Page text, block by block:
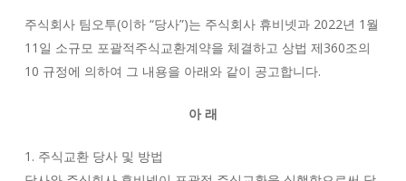
주식회사 팀오투(이하 “당사”)는 주식회사 휴비넷과 2022년 1월
11일 소규모 포괄적주식교환계약을 체결하고 상법 제360조의
10 규정에 의하여 그 내용을 아래와 같이 공고합니다.
아 래
1. 주식교환 당사 및 방법